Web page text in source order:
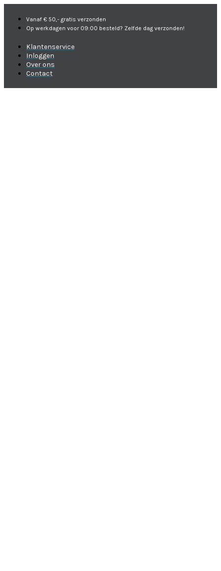
Vanaf € 50,- gratis verzonden
Op werkdagen voor 09:00 besteld? Zelfde dag verzonden!
Klantenservice
Inloggen
Over ons
Contact